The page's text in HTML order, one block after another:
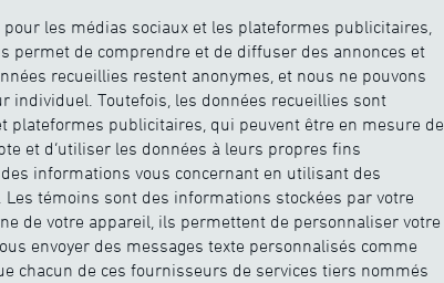
les médias sociaux et les plateformes publicitaires,
permet de comprendre et de diffuser des annonces et
recueillies restent anonymes, et nous ne pouvons
individuel. Toutefois, les données recueillies sont
plateformes publicitaires, qui peuvent être en mesure de
et d’utiliser les données à leurs propres fins
informations vous concernant en utilisant des
témoins sont des informations stockées par votre
de votre appareil, ils permettent de personnaliser votre
envoyer des messages texte personnalisés comme
chacun de ces fournisseurs de services tiers nommés